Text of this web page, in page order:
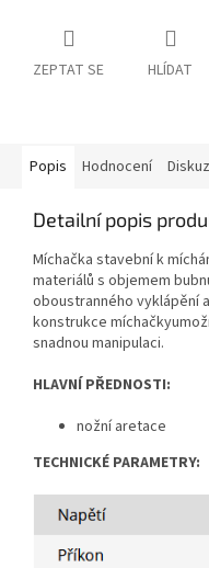
ZEPTAT SE HLÍDAT
Popis Hodnocení
Detailní popis
Míchačka stavební k
materiálů s objemem
oboustranného vyklápění
konstrukce
snadnou manipulaci.
HLAVNÍ PŘEDNOSTI:
nožní aretace
TECHNICKÉ PARAMETRY: